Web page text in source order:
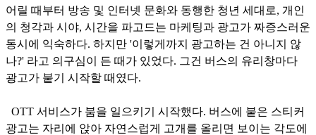
어릴 때부터 방송 및 인터넷 문화와 동행한 청년 세대로, 개인
의 청각과 시야, 시간을 파고드는 마케팅과 광고가 짜증스러운
동시에 익숙하다. 하지만 '이렇게까지 광고하는 건 아니지 않
나?' 라고 의구심이 든 때가 있었다. 그건 버스의 유리창마다
광고가 붙기 시작할 때였다.
OTT 서비스가 붐을 일으키기 시작했다. 버스에 붙은 스티커
광고는 자리에 앉아 자연스럽게 고개를 올리면 보이는 각도에